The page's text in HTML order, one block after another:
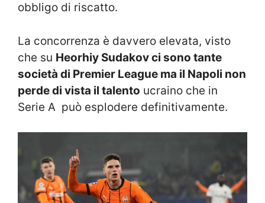
obbligo di riscatto.
La concorrenza è davvero elevata, visto
che su Heorhiy Sudakov ci sono tante
società di Premier League ma il Napoli non
perde di vista il talento ucraino che in
Serie A può esplodere definitivamente.